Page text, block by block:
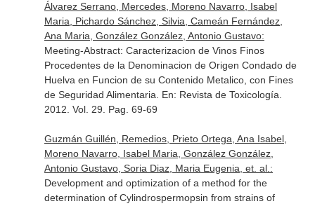
Álvarez Serrano, Mercedes, Moreno Navarro, Isabel
Maria, Pichardo Sánchez, Silvia, Cameán Fernández,
Ana Maria, González González, Antonio Gustavo:
Meeting-Abstract: Caracterizacion de Vinos Finos
Procedentes de la Denominacion de Origen Condado de
Huelva en Funcion de su Contenido Metalico, con Fines
de Seguridad Alimentaria. En: Revista de Toxicología
2012. Vol. 29. Pag. 69-69
Guzmán Guillén, Remedios, Prieto Ortega, Ana Isabel,
Moreno Navarro, Isabel Maria, González González,
Antonio Gustavo, Soria Diaz, Maria Eugenia, et. al.:
Development and optimization of a method for the
determination of Cylindrospermopsin from strains of